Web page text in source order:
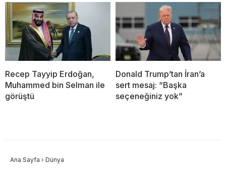
Recep Tayyip Erdoğan,
Muhammed bin Selman ile
görüştü
Donald Trump’tan İran’a
sert mesaj: “Başka
seçeneğiniz yok”
Ana Sayfa › Dünya